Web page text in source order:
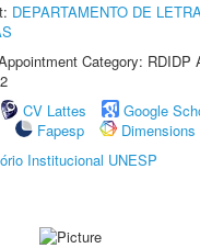
DEPARTAMENTO DE
Category: RDIDP
CV Lattes
Google
Fapesp
Dimensions
Institucional UNESP